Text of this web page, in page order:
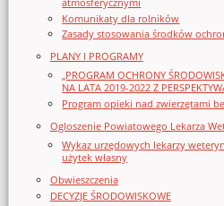
Komunikaty dla rolników
Zasady stosowania środków
PLANY I PROGRAMY
„PROGRAM OCHRONY
NA LATA 2019-2022 Z
Program opieki nad zwierzętami
Ogloszenie Powiatowego Lekarza
Wykaz urzędowych lekarzy
użytek własny
Obwieszczenia
DECYZJE ŚRODOWISKOWE